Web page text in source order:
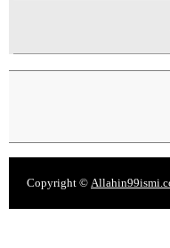
Copyright ©